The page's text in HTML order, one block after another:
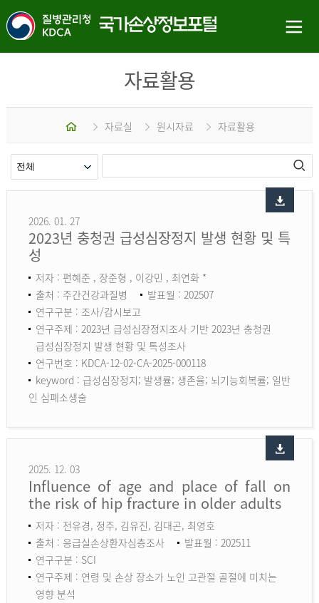
자료활용
홈 자료실 원시자료 자료활용
2026. 01. 27
2023년 충청권 급성심장정지 발생 현황 및 특
성
저자 : 편혜준 , 장준형 , 이강민 , 최연화 *
출처 : 주간건강과질병
발표월 : 202507
연구구분 : 조사/감시보고
연구주제 : 2023년 급성심장정지조사 기반 2023년 충청권
급성심장정지 발생 현황 및 특성조사
연구번호 : KDCA-12-02-CA-2025-000118
keyword : 급성심장정지; 발생률; 생존율; 뇌기능회복률; 일반
인 심폐소생술
2025. 12. 03
Influence of age and place of fall on
the risk of hip fracture in older adults
저자 : 전유경, 정주, 김유진, 김대곤, 최영호
출처 : 응급실손상환자심층조사
발표월 : 202511
연구구분 : SCI
연구주제 : 연령 및 손상 장소가 노인 고관절 골절에 미치는
영향 분석